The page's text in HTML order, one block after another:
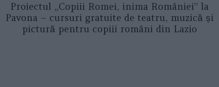
Proiectul „Copiii Romei, inima României” la
Pavona – cursuri gratuite de teatru, muzică și
pictură pentru copiii români din Lazio